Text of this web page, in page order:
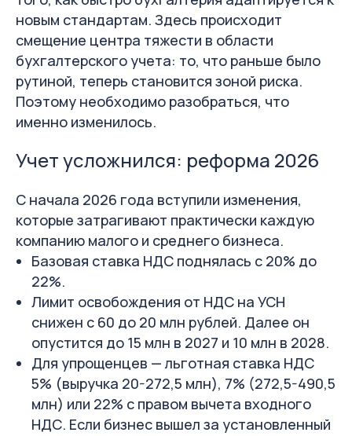
новым стандартам. Здесь происходит
смещение центра тяжести в области
бухгалтерского учета: то, что раньше было
рутиной, теперь становится зоной риска.
Поэтому необходимо разобраться, что
именно изменилось.
Учет усложнился: реформа 2026
С начала 2026 года вступили изменения,
которые затрагивают практически каждую
компанию малого и среднего бизнеса.
Базовая ставка НДС поднялась с 20% до
22%.
Лимит освобождения от НДС на УСН
снижен с 60 до 20 млн рублей. Далее он
опустится до 15 млн в 2027 и 10 млн в 2028.
Для упрощенцев — льготная ставка НДС
5% (выручка 20-272,5 млн), 7% (272,5-490,5
млн) или 22% с правом вычета входного
НДС. Если бизнес вышел за установленный